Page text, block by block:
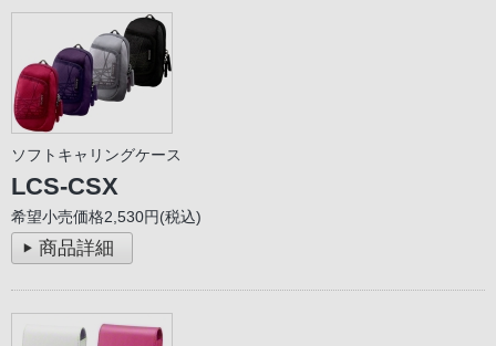
ソフトキャリングケース
LCS-CSX
希望小売価格2,530円(税込)
商品詳細